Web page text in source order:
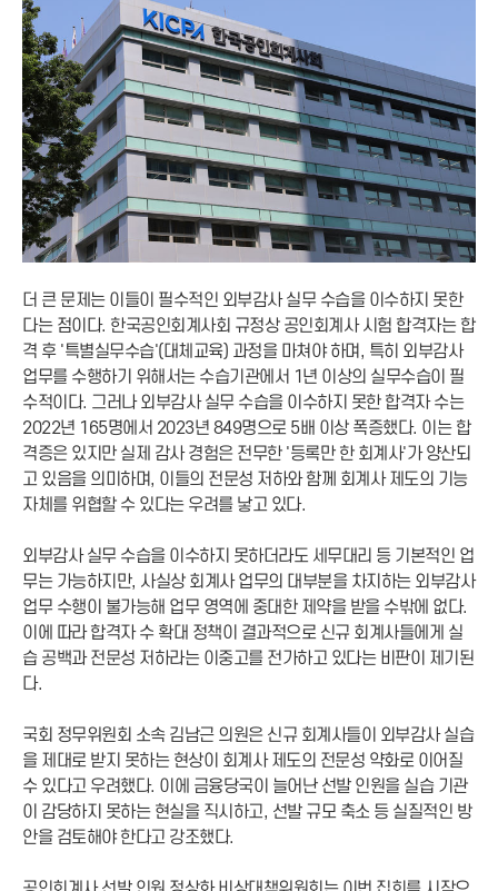
더 큰 문제는 이들이 필수적인 외부감사 실무 수습을 이수하지 못한
다는 점이다. 한국공인회계사회 규정상 공인회계사 시험 합격자는 합
격 후 '특별실무수습'(대체교육) 과정을 마쳐야 하며, 특히 외부감사
업무를 수행하기 위해서는 수습기관에서 1년 이상의 실무수습이 필
수적이다. 그러나 외부감사 실무 수습을 이수하지 못한 합격자 수는
2022년 165명에서 2023년 849명으로 5배 이상 폭증했다. 이는 합
격증은 있지만 실제 감사 경험은 전무한 '등록만 한 회계사'가 양산되
고 있음을 의미하며, 이들의 전문성 저하와 함께 회계사 제도의 기능
자체를 위협할 수 있다는 우려를 낳고 있다.
외부감사 실무 수습을 이수하지 못하더라도 세무대리 등 기본적인 업
무는 가능하지만, 사실상 회계사 업무의 대부분을 차지하는 외부감사
업무 수행이 불가능해 업무 영역에 중대한 제약을 받을 수밖에 없다.
이에 따라 합격자 수 확대 정책이 결과적으로 신규 회계사들에게 실
습 공백과 전문성 저하라는 이중고를 전가하고 있다는 비판이 제기된
다.
국회 정무위원회 소속 김남근 의원은 신규 회계사들이 외부감사 실습
을 제대로 받지 못하는 현상이 회계사 제도의 전문성 약화로 이어질
수 있다고 우려했다. 이에 금융당국이 늘어난 선발 인원을 실습 기관
이 감당하지 못하는 현실을 직시하고, 선발 규모 축소 등 실질적인 방
안을 검토해야 한다고 강조했다.